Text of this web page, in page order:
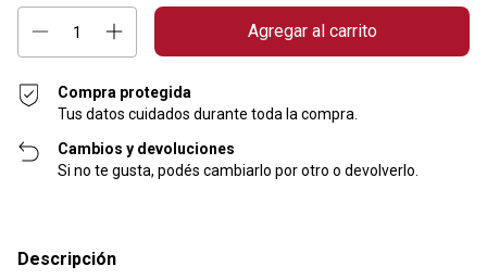
Compra protegida
Tus datos cuidados durante toda la compra.
Cambios y devoluciones
Si no te gusta, podés cambiarlo por otro o devolverlo.
Descripción